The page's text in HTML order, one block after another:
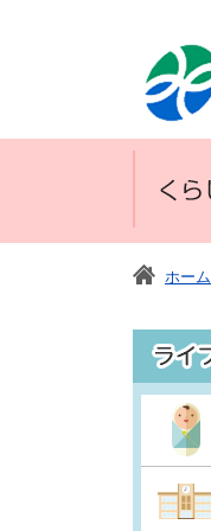
ホーム